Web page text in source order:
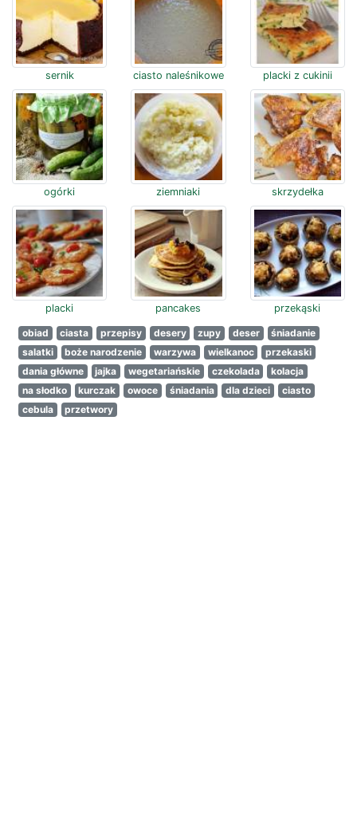
sernik ciasto naleśnikowe placki z cukinii
ogórki ziemniaki skrzydełka
placki pancakes przekąski
obiad ciasta przepisy desery zupy deser
śniadanie
salatki
boże narodzenie warzywa wielkanoc
przekaski
dania główne
jajka wegetariańskie czekolada
kolacja
na słodko
kurczak owoce śniadania dla dzieci
ciasto
cebula
przetwory